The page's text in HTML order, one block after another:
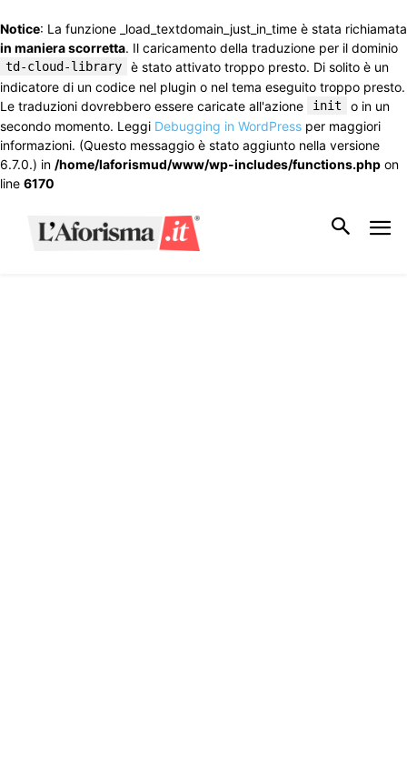
Notice: La funzione _load_textdomain_just_in_time è stata richiamata
in maniera scorretta. Il caricamento della traduzione per il dominio
td-cloud-library
è stato attivato troppo presto. Di solito è un
indicatore di un codice nel plugin o nel tema eseguito troppo presto.
Le traduzioni dovrebbero essere caricate all'azione
init
o in un
secondo momento. Leggi Debugging in WordPress per maggiori
informazioni. (Questo messaggio è stato aggiunto nella versione
6.7.0.) in /home/laforismud/www/wp-includes/functions.php on
line 6170